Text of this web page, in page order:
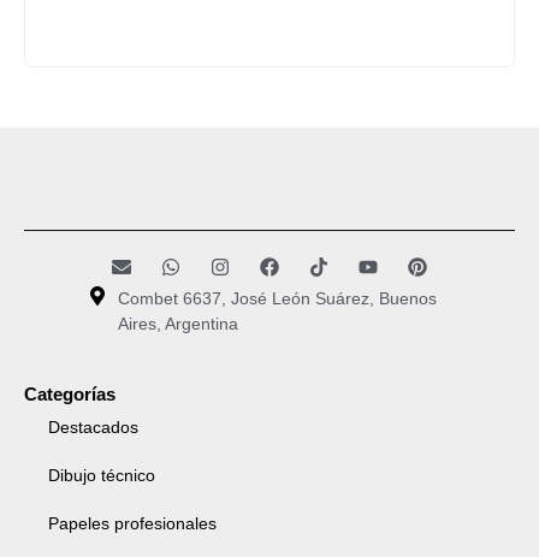
Combet 6637, José León Suárez, Buenos
Aires, Argentina
Categorías
Destacados
Dibujo técnico
Papeles profesionales